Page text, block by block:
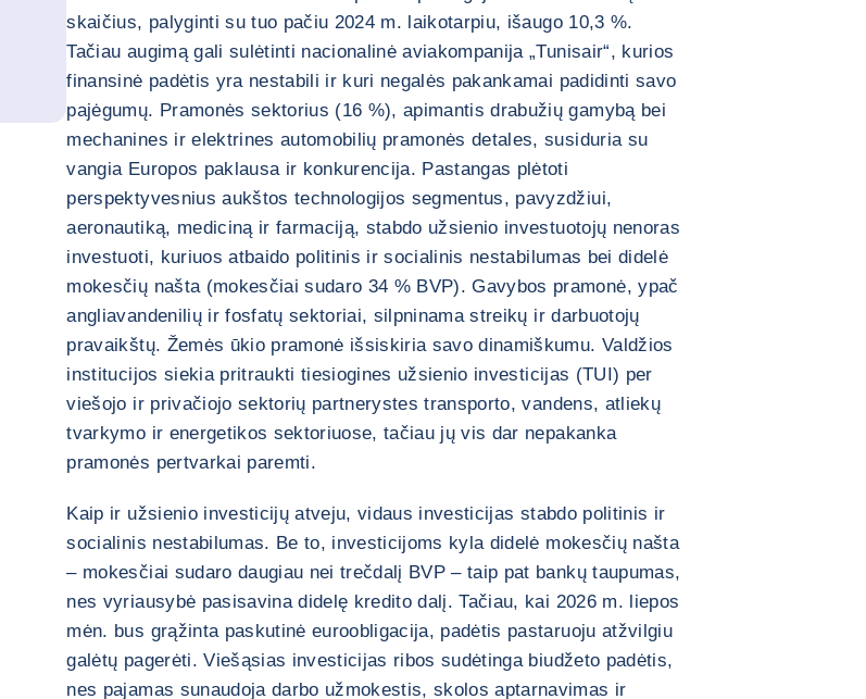
skaičius, palyginti su tuo pačiu 2024 m. laikotarpiu, išaugo 10,3 %.
Tačiau augimą gali sulėtinti nacionalinė aviakompanija „Tunisair“, kurios
finansinė padėtis yra nestabili ir kuri negalės pakankamai padidinti savo
pajėgumų. Pramonės sektorius (16 %), apimantis drabužių gamybą bei
mechanines ir elektrines automobilių pramonės detales, susiduria su
vangia Europos paklausa ir konkurencija. Pastangas plėtoti
perspektyvesnius aukštos technologijos segmentus, pavyzdžiui,
aeronautiką, mediciną ir farmaciją, stabdo užsienio investuotojų nenoras
investuoti, kuriuos atbaido politinis ir socialinis nestabilumas bei didelė
mokesčių našta (mokesčiai sudaro 34 % BVP). Gavybos pramonė, ypač
angliavandenilių ir fosfatų sektoriai, silpninama streikų ir darbuotojų
pravaikštų. Žemės ūkio pramonė išsiskiria savo dinamiškumu. Valdžios
institucijos siekia pritraukti tiesiogines užsienio investicijas (TUI) per
viešojo ir privačiojo sektorių partnerystes transporto, vandens, atliekų
tvarkymo ir energetikos sektoriuose, tačiau jų vis dar nepakanka
pramonės pertvarkai paremti.
Kaip ir užsienio investicijų atveju, vidaus investicijas stabdo politinis ir
socialinis nestabilumas. Be to, investicijoms kyla didelė mokesčių našta
– mokesčiai sudaro daugiau nei trečdalį BVP – taip pat bankų taupumas,
nes vyriausybė pasisavina didelę kredito dalį. Tačiau, kai 2026 m. liepos
mėn. bus grąžinta paskutinė euroobligacija, padėtis pastaruoju atžvilgiu
galėtų pagerėti. Viešąsias investicijas ribos sudėtinga biudžeto padėtis,
nes pajamas sunaudoja darbo užmokestis, skolos aptarnavimas ir